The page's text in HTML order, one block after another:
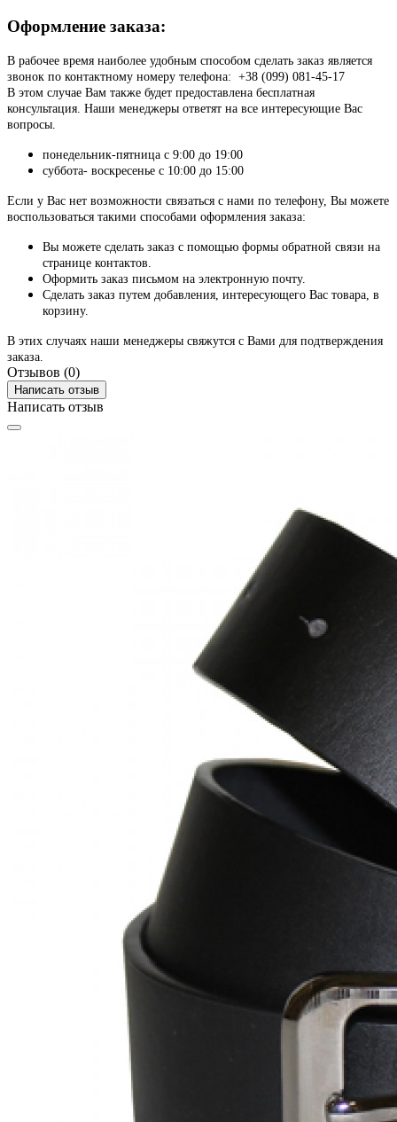
Оформление заказа:
В рабочее время наиболее удобным способом сделать заказ является
звонок по контактному номеру телефона: +38 (099) 081-45-17
В этом случае Вам также будет предоставлена бесплатная
консультация. Наши менеджеры ответят на все интересующие Вас
вопросы.
понедельник-пятница с 9:00 до 19:00
суббота- воскресенье с 10:00 до 15:00
Если у Вас нет возможности связаться с нами по телефону, Вы можете
воспользоваться такими способами оформления заказа:
Вы можете сделать заказ с помощью формы обратной связи на
странице контактов.
Оформить заказ письмом на электронную почту.
Сделать заказ путем добавления, интересующего Вас товара, в
корзину.
В этих случаях наши менеджеры свяжутся с Вами для подтверждения
заказа.
Отзывов (0)
Написать отзыв
Написать отзыв